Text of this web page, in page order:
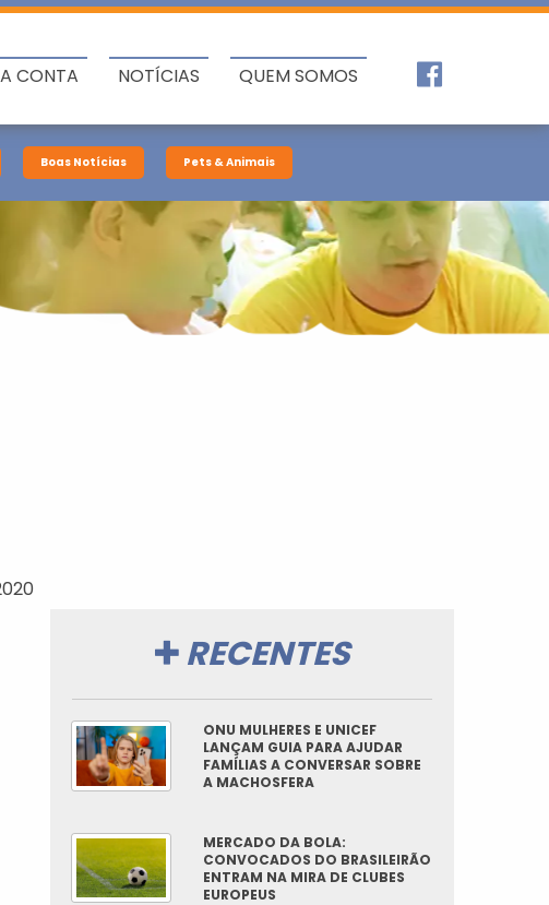
CONTA NOTÍCIAS QUEM SOMOS
Boas Notícias Pets & Animais
RECENTES
ONU MULHERES E UNICEF
LANÇAM GUIA PARA AJUDAR
FAMÍLIAS A CONVERSAR SOBRE
A MACHOSFERA
MERCADO DA BOLA:
CONVOCADOS DO BRASILEIRÃO
ENTRAM NA MIRA DE CLUBES
EUROPEUS